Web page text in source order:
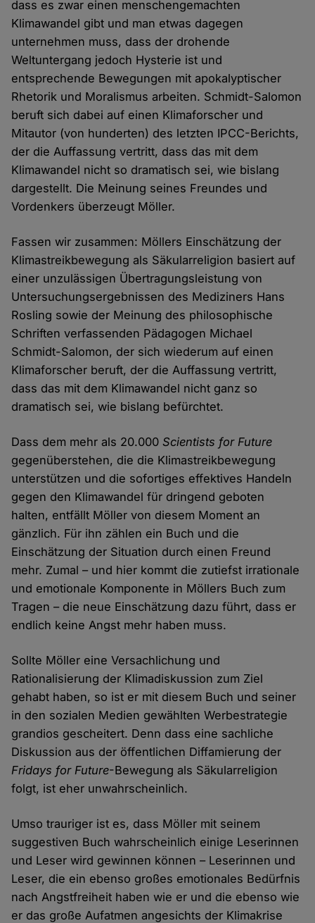
dass es zwar einen menschengemachten
Klimawandel gibt und man etwas dagegen
unternehmen muss, dass der drohende
Weltuntergang jedoch Hysterie ist und
entsprechende Bewegungen mit apokalyptischer
Rhetorik und Moralismus arbeiten. Schmidt-Salomon
beruft sich dabei auf einen Klimaforscher und
Mitautor (von hunderten) des letzten IPCC-Berichts,
der die Auffassung vertritt, dass das mit dem
Klimawandel nicht so dramatisch sei, wie bislang
dargestellt. Die Meinung seines Freundes und
Vordenkers überzeugt Möller.
Fassen wir zusammen: Möllers Einschätzung der
Klimastreikbewegung als Säkularreligion basiert auf
einer unzulässigen Übertragungsleistung von
Untersuchungsergebnissen des Mediziners Hans
Rosling sowie der Meinung des philosophische
Schriften verfassenden Pädagogen Michael
Schmidt-Salomon, der sich wiederum auf einen
Klimaforscher beruft, der die Auffassung vertritt,
dass das mit dem Klimawandel nicht ganz so
dramatisch sei, wie bislang befürchtet.
Dass dem mehr als 20.000Scientists for Future
gegenüberstehen, die die Klimastreikbewegung
unterstützen und die sofortiges effektives Handeln
gegen den Klimawandel für dringend geboten
halten, entfällt Möller von diesem Moment an
gänzlich. Für ihn zählen ein Buch und die
Einschätzung der Situation durch einen Freund
mehr. Zumal – und hier kommt die zutiefst irrationale
und emotionale Komponente in Möllers Buch zum
Tragen – die neue Einschätzung dazu führt, dass er
endlich keine Angst mehr haben muss.
Sollte Möller eine Versachlichung und
Rationalisierung der Klimadiskussion zum Ziel
gehabt haben, so ist er mit diesem Buch und seiner
in den sozialen Medien gewählten Werbestrategie
grandios gescheitert. Denn dass eine sachliche
Diskussion aus der öffentlichen Diffamierung der
Fridays for Future-Bewegung als Säkularreligion
folgt, ist eher unwahrscheinlich.
Umso trauriger ist es, dass Möller mit seinem
suggestiven Buch wahrscheinlich einige Leserinnen
und Leser wird gewinnen können – Leserinnen und
Leser, die ein ebenso großes emotionales Bedürfnis
nach Angstfreiheit haben wie er und die ebenso wie
er das große Aufatmen angesichts der Klimakrise